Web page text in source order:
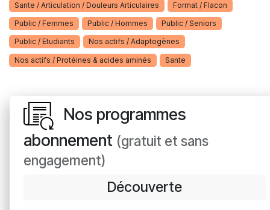
Sante / Articulation / Douleurs Articulaires Format / Flacon
Public / Femmes Public / Hommes Public / Seniors
Public / Etudiants Nos actifs / Adaptogènes
Nos actifs / Protéines & acides aminés Sante
Nos programmes
abonnement (gratuit et sans
engagement)
Découverte